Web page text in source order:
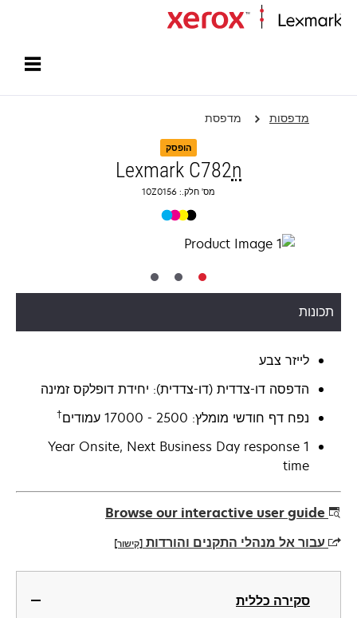
מדפסות מדפסת
הופסק
Lexmark C782n
מס' חלק.: 10Z0156
תכונות
לייזר צבע
הדפסה דו-צדדית (דו-צדדית): יחידת דופלקס זמינה
נפח דף חודשי מומלץ: 2500 - 17000 עמודים
†
1 Year Onsite, Next Business Day response
time
עבור אל מנהלי התקנים והורדות [קישור]
opens
סקירה כללית